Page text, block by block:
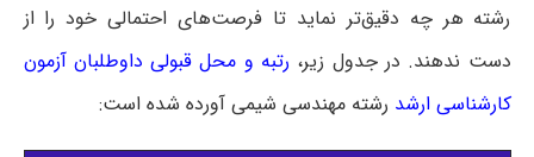
رشته هر چه دقیق‌تر نماید تا فرصت‌های احتمالی خود را از
دست ندهند. در جدول زیر، رتبه و محل قبولی داوطلبان آزمون
کارشناسی ارشد رشته مهندسی شیمی آورده شده است: